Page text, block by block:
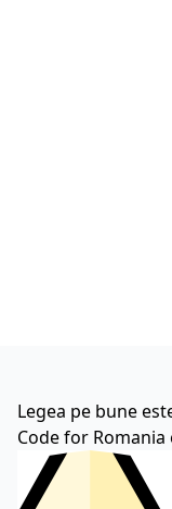
Legea pe bune
Code for